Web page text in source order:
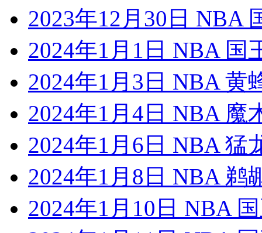
2023年12月30日 NBA
2024年1月1日 NBA 国
2024年1月3日 NBA 黄
2024年1月4日 NBA 魔
2024年1月6日 NBA 猛
2024年1月8日 NBA 鹈
2024年1月10日 NBA